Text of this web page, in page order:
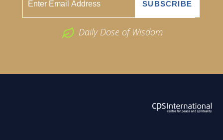
Daily Dose of Wisdom